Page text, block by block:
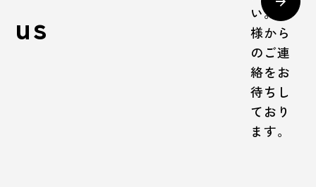
us
い。皆
様から
のご連
絡をお
待ちし
ており
ます。